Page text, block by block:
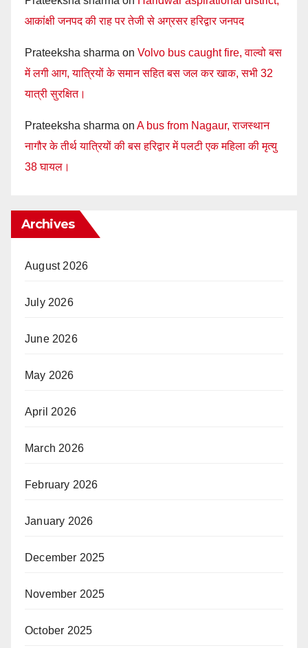
आकांक्षी जनपद की राह पर तेजी से अग्रसर हरिद्वार जनपद
Prateeksha sharma on Volvo bus caught fire, वाल्वो बस
में लगी आग, यात्रियों के समान सहित बस जल कर खाक, सभी 32
यात्री सुरक्षित।
Prateeksha sharma on A bus from Nagaur, राजस्थान
नागौर के तीर्थ यात्रियों की बस हरिद्वार में पलटी एक महिला की मृत्यु
38 घायल।
Archives
August 2026
July 2026
June 2026
May 2026
April 2026
March 2026
February 2026
January 2026
December 2025
November 2025
October 2025